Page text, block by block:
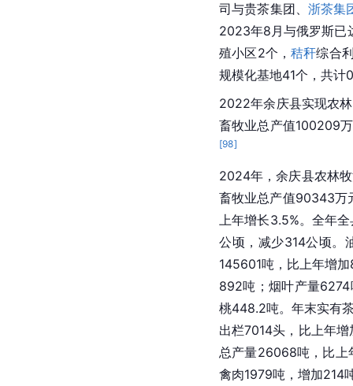
司与贵茶集团、 浙茶集
2023年8月与俄罗斯已
殖小区2个，秸秆综合
规模化基地41个，共计
2022年余庆县实现农
畜牧业总产值100209
[98]
2024年，余庆县农林
畜牧业总产值90343万
上年增长3.5%。全年
公顷，减少314公顷。
145601吨，比上年增
892吨；烟叶产量
桃448.2吨。年末实有
出栏7014头，比上年
总产量26068吨，比上
禽肉1979吨，增加214